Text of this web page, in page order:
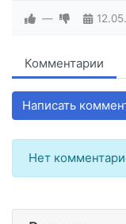
—
Комментарии
Написать
Нет